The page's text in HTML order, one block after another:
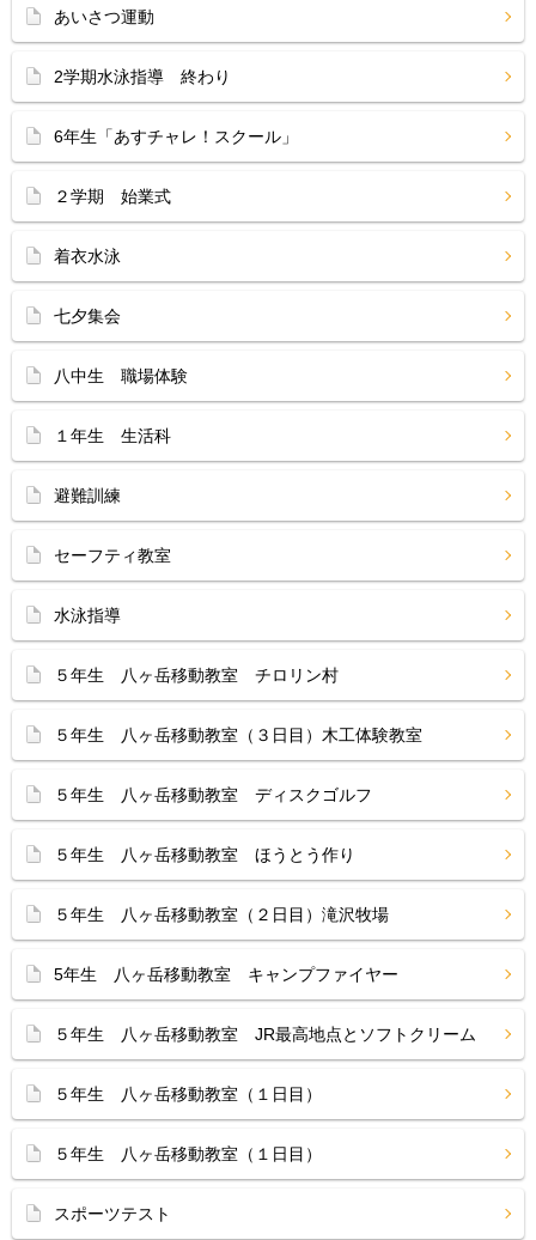
あいさつ運動
2学期水泳指導 終わり
6年生「あすチャレ！スクール」
２学期 始業式
着衣水泳
七夕集会
八中生 職場体験
１年生 生活科
避難訓練
セーフティ教室
水泳指導
５年生 八ヶ岳移動教室 チロリン村
５年生 八ヶ岳移動教室（３日目）木工体験教室
５年生 八ヶ岳移動教室 ディスクゴルフ
５年生 八ヶ岳移動教室 ほうとう作り
５年生 八ヶ岳移動教室（２日目）滝沢牧場
5年生 八ヶ岳移動教室 キャンプファイヤー
５年生 八ヶ岳移動教室 JR最高地点とソフトクリーム
５年生 八ヶ岳移動教室（１日目）
５年生 八ヶ岳移動教室（１日目）
スポーツテスト